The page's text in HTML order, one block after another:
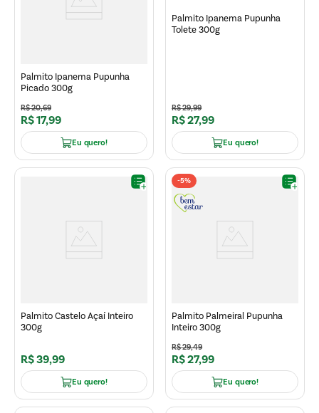
Palmito Ipanema Pupunha
Picado 300g
R$20,69
R$17,99
Eu quero!
Palmito Ipanema Pupunha
Tolete 300g
R$29,99
R$27,99
Eu quero!
Palmito Castelo Açaí Inteiro
300g
R$39,99
Eu quero!
-5%
Palmito Palmeiral Pupunha
Inteiro 300g
R$29,49
R$27,99
Eu quero!